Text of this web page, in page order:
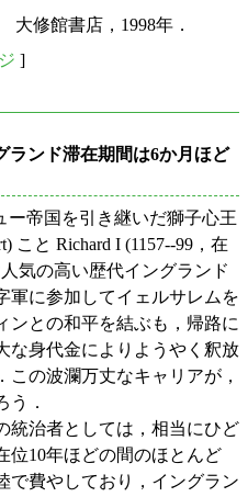
修館書店，1998年．
]
ランド滞在期間は6か月ほど
帝国を引き継いだ獅子心王
こと Richard I (1157--99，在
気の高い歴代イングランド
軍に参加してイェルサレムを
ンとの和平を結ぶも，帰路に
な身代金によりようやく釈放
この波瀾万丈なキャリアが，
う．
治者としては，相当にひど
位10年ほどの間のほとんど
で費やしており，イングラン